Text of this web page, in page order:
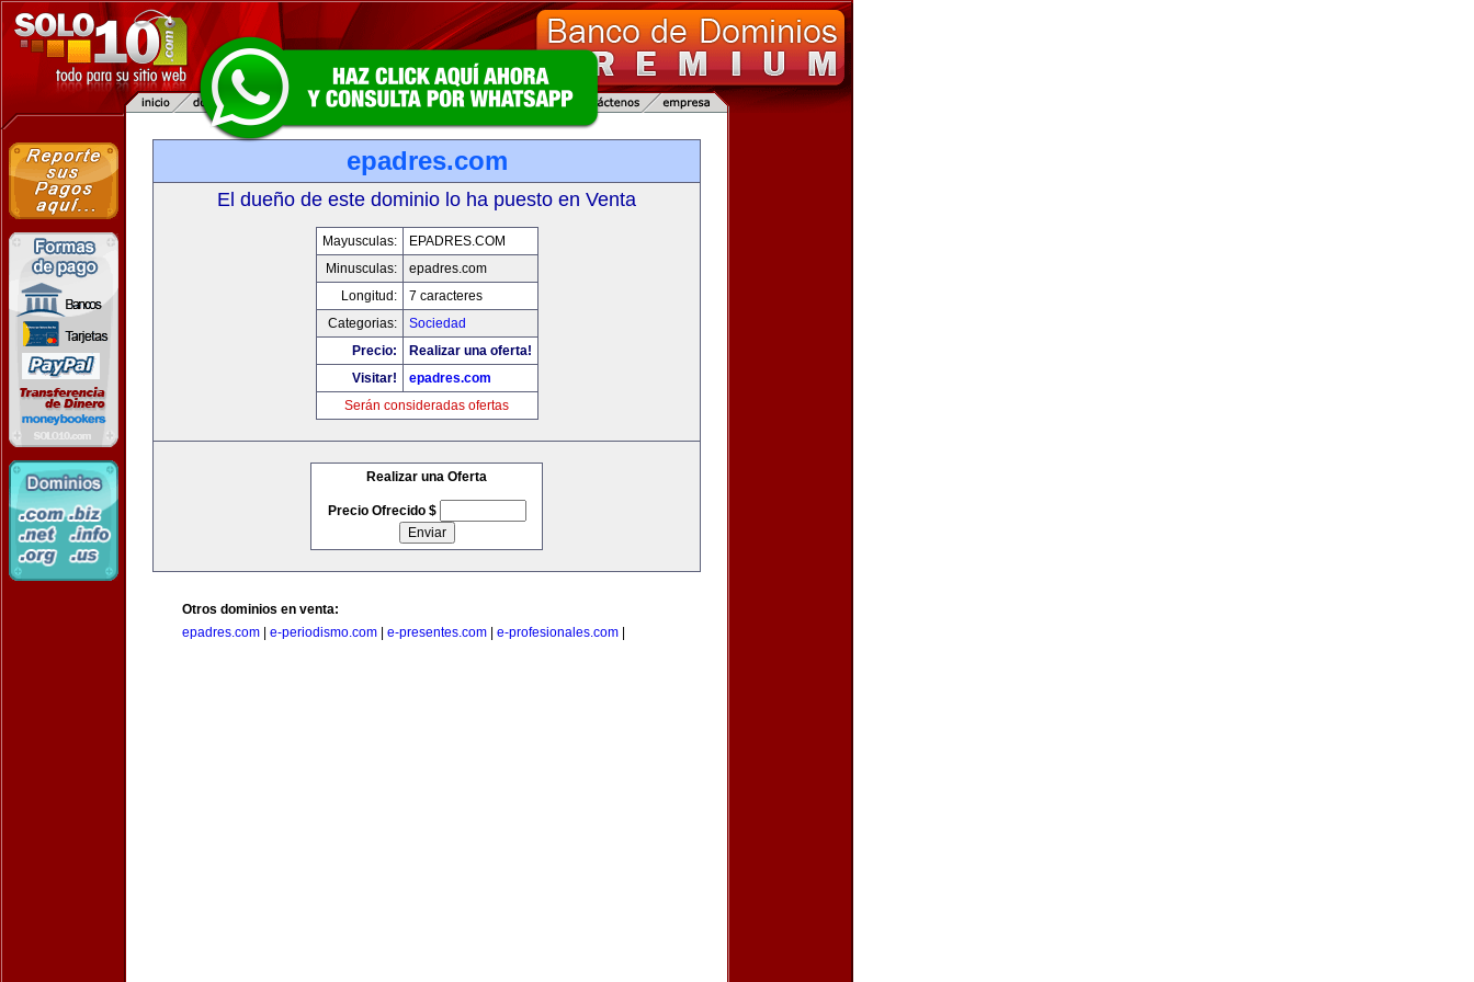
epadres.com
El dueño de este dominio lo ha puesto en Venta
Mayusculas:
EPADRES.COM
Minusculas:
epadres.com
Longitud:
7 caracteres
Categorias:
Sociedad
Precio:
Realizar una oferta!
Visitar!
epadres.com
Serán consideradas ofertas
Realizar una Oferta
Precio Ofrecido $
Otros dominios en venta:
epadres.com
e-periodismo.com e-presentes.com e-profesionales.com